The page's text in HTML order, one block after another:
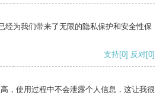
经为我们带来了无限的隐私保护和安全性保
支持[0] 反对[0]
，使用过程中不会泄露个人信息，这让我很